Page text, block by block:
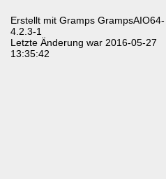
Erstellt mit Gramps GrampsAIO64-
4.2.3-1
Letzte Änderung war 2016-05-27
13:35:42